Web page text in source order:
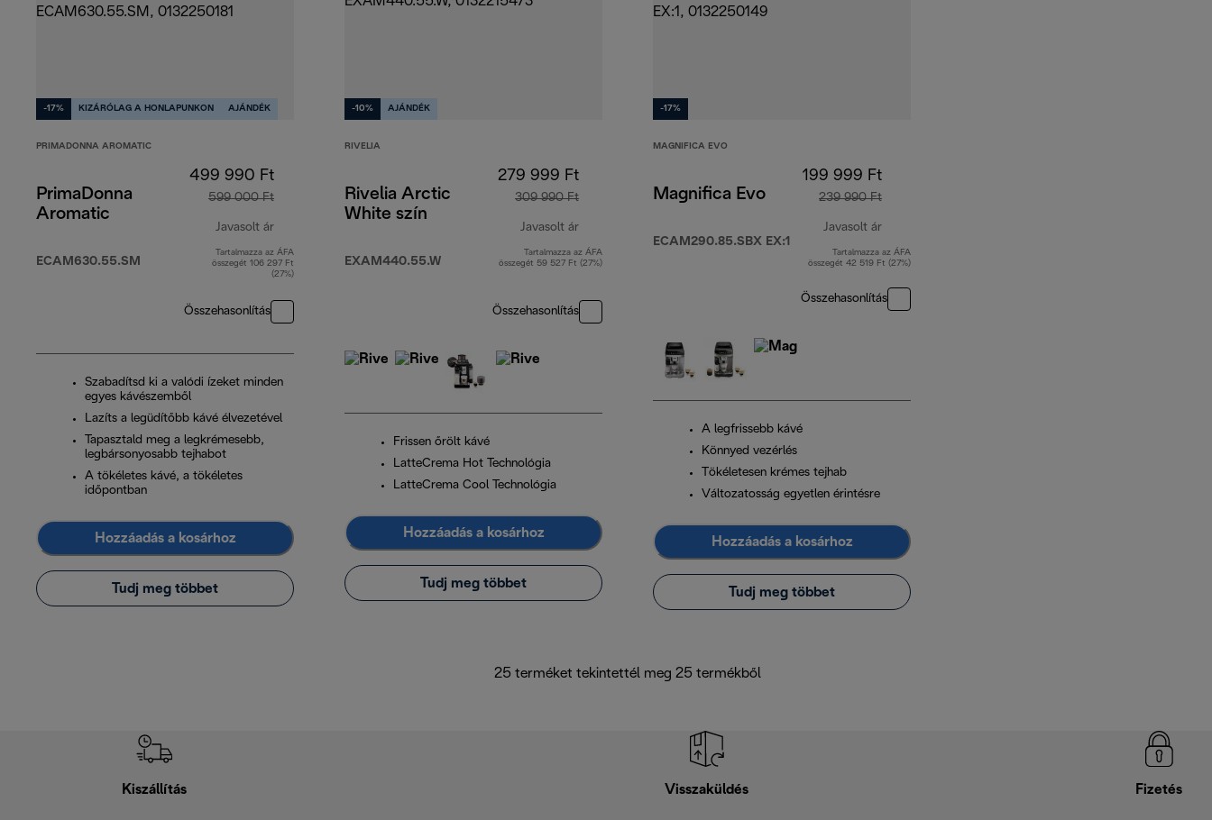
-17% KIZÁRÓLAG A HONLAPUNKON AJÁNDÉK
PRIMADONNA AROMATIC
PrimaDonna
Aromatic
ECAM630.55.SM
499 990 Ft
599 000 Ft
Javasolt ár
eredeti ár 599 000 Ft
Tartalmazza az ÁFA
összegét 106 297 Ft
(27%)
Összehasonlítás
Szabadítsd ki a valódi ízeket minden
egyes kávészemből
Lazíts a legüdítőbb kávé élvezetével
Tapasztald meg a legkrémesebb,
legbársonyosabb tejhabot
A tökéletes kávé, a tökéletes
időpontban
Hozzáadás a kosárhoz
Tudj meg többet
-10% AJÁNDÉK
RIVELIA
Rivelia Arctic
White szín
EXAM440.55.W
279 999 Ft
309 990 Ft
Javasolt ár
eredeti ár 309 990 Ft
Tartalmazza az ÁFA
összegét 59 527 Ft (27%)
Összehasonlítás
Frissen őrölt kávé
LatteCrema Hot Technológia
LatteCrema Cool Technológia
Hozzáadás a kosárhoz
Tudj meg többet
-17%
MAGNIFICA EVO
Magnifica Evo
ECAM290.85.SBX EX:1
199 999 Ft
239 990 Ft
Javasolt ár
eredeti ár 239 990 Ft
Tartalmazza az ÁFA
összegét 42 519 Ft (27%)
Összehasonlítás
A legfrissebb kávé
Könnyed vezérlés
Tökéletesen krémes tejhab
Változatosság egyetlen érintésre
Hozzáadás a kosárhoz
Tudj meg többet
25 terméket tekintettél meg 25 termékből
Kiszállítás Visszaküldés Fizetés